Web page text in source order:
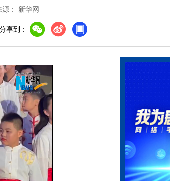
： 新华网
享到：